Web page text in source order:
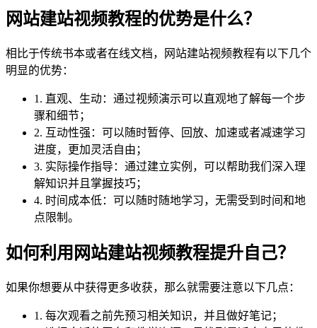
网站建站视频教程的优势是什么？
相比于传统书本或者在线文档，网站建站视频教程有以下几个
明显的优势：
1. 直观、生动：通过视频演示可以直观地了解每一个步
骤和细节；
2. 互动性强：可以随时暂停、回放、加速或者减速学习
进度，更加灵活自由；
3. 实际操作指导：通过建立实例，可以帮助我们深入理
解知识并且掌握技巧；
4. 时间成本低：可以随时随地学习，无需受到时间和地
点限制。
如何利用网站建站视频教程提升自己？
如果你想要从中获得更多收获，那么就需要注意以下几点：
1. 每次观看之前先预习相关知识，并且做好笔记；